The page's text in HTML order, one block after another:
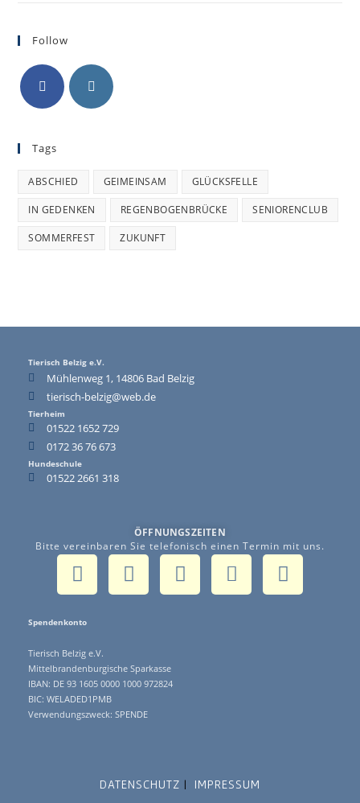
Follow
Tags
ABSCHIED GEIMEINSAM GLÜCKSFELLE
IN GEDENKEN REGENBOGENBRÜCKE SENIORENCLUB
SOMMERFEST ZUKUNFT
Tierisch Belzig e.V.
Mühlenweg 1, 14806 Bad Belzig
tierisch-belzig@web.de
Tierheim
01522 1652 729
0172 36 76 673
Hundeschule
01522 2661 318
ÖFFNUNGSZEITEN
Bitte vereinbaren Sie telefonisch einen Termin mit uns.
Spendenkonto
Tierisch Belzig e.V.
Mittelbrandenburgische Sparkasse
IBAN: DE 93 1605 0000 1000 972824
BIC: WELADED1PMB
Verwendungszweck: SPENDE
DATENSCHUTZ IMPRESSUM